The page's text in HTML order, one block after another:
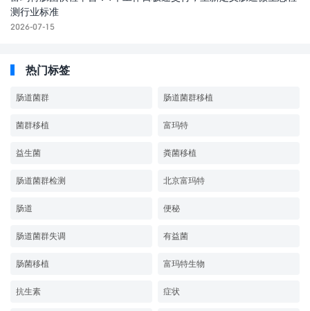
测行业标准
2026-07-15
热门标签
肠道菌群 肠道菌群移植
菌群移植 富玛特
益生菌 粪菌移植
肠道菌群检测 北京富玛特
肠道 便秘
肠道菌群失调 有益菌
肠菌移植 富玛特生物
抗生素 症状